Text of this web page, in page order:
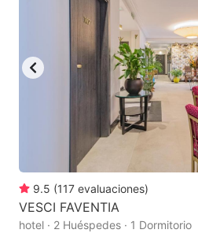
9.5 (117 evaluaciones)
VESCI FAVENTIA
hotel · 2 Huéspedes · 1 Dormitorio